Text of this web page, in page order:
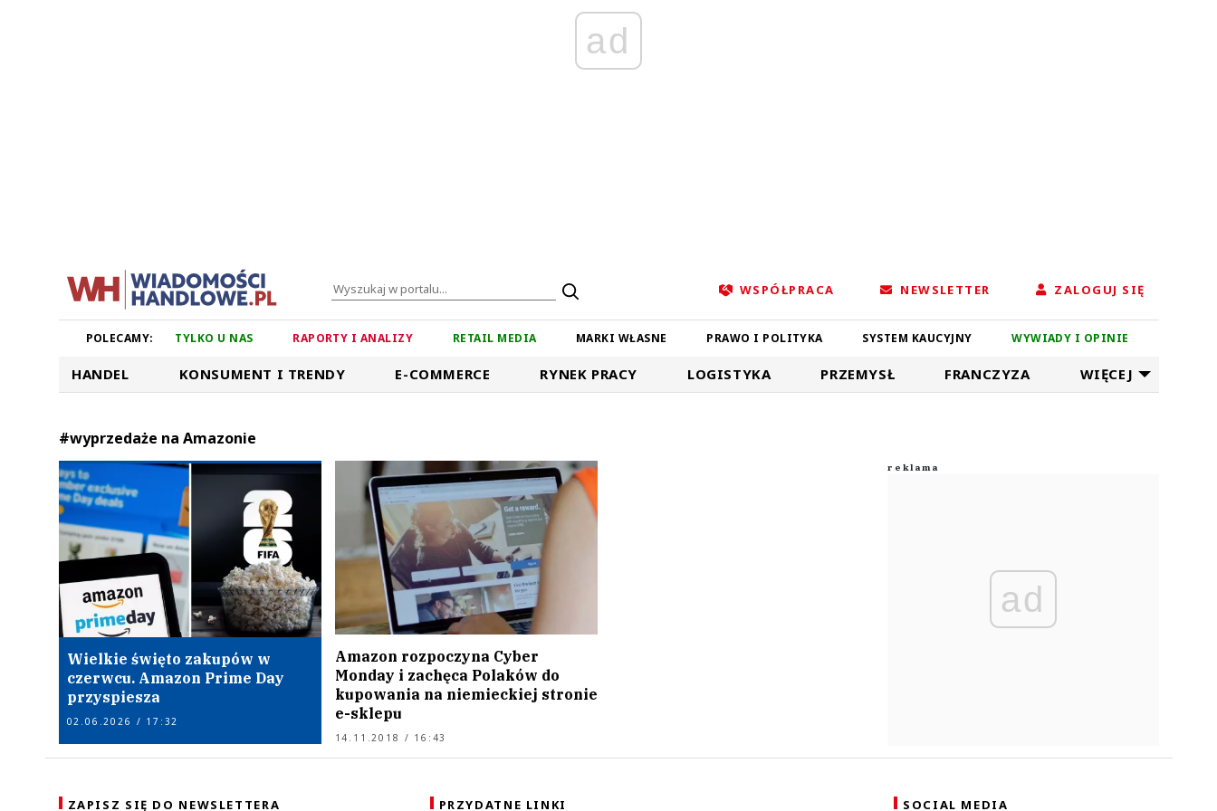
ad
WSPÓŁPRACA NEWSLETTER ZALOGUJ SIĘ
POLECAMY: TYLKO U NAS RAPORTY I ANALIZY RETAIL MEDIA MARKI WŁASNE PRAWO I POLITYKA SYSTEM KAUCYJNY WYWIADY I OPINIE
HANDEL KONSUMENT I TRENDY E-COMMERCE RYNEK PRACY LOGISTYKA PRZEMYSŁ FRANCZYZA WIĘCEJ
#wyprzedaże na Amazonie
Wielkie święto zakupów w
czerwcu. Amazon Prime Day
przyspiesza
02.06.2026 / 17:32
Amazon rozpoczyna Cyber
Monday i zachęca Polaków do
kupowania na niemieckiej stronie
e-sklepu
14.11.2018 / 16:43
ad
ZAPISZ SIĘ DO NEWSLETTERA PRZYDATNE LINKI SOCIAL MEDIA